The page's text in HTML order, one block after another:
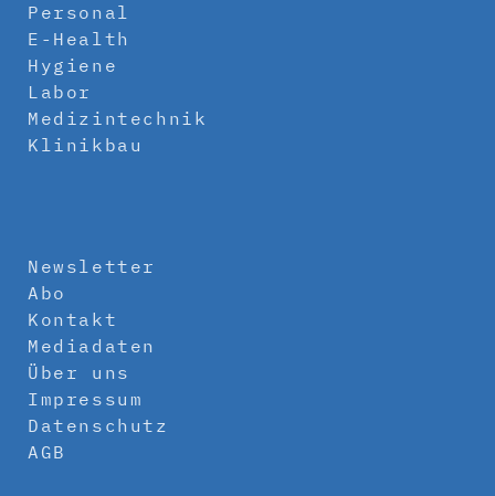
Personal
E-Health
Hygiene
Labor
Medizintechnik
Klinikbau
Newsletter
Abo
Kontakt
Mediadaten
Über uns
Impressum
Datenschutz
AGB